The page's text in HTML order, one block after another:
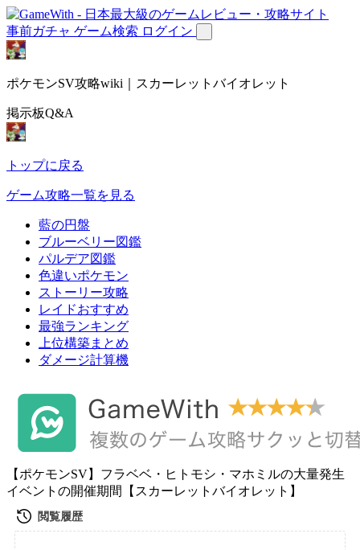
事前ガチャ ゲーム検索 ログイン
ポケモンSV攻略wiki｜スカーレットバイオレット
掲示板Q&A
トップに戻る
ゲーム攻略一覧を見る
藍の円盤
ブルーベリー図鑑
パルデア図鑑
色違いポケモン
ストーリー攻略
レイドおすすめ
最強ランキング
上位構築まとめ
ダメージ計算機
【ポケモンSV】フラベベ・ヒトモシ・マホミルの大量発生
イベントの開催期間【スカーレットバイオレット】